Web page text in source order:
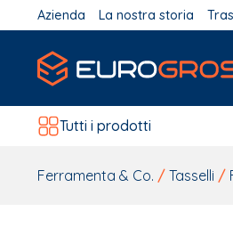
Azienda La nostra storia
Tutti i prodotti
Ferramenta & Co. / Tasselli /